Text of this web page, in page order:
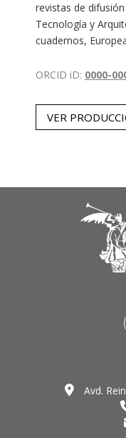
revistas de
Tecnología y
cuadernos,
ORCID iD: 0000-
VER
Avd.